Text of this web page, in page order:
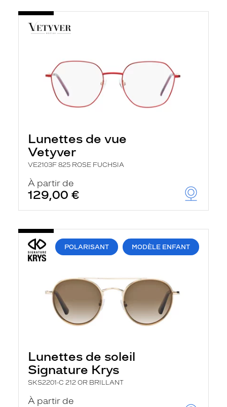
Lunettes de vue
Vetyver
VE2103F 825 ROSE FUCHSIA
À partir de
129,00 €
POLARISANT MODÈLE ENFANT
Lunettes de soleil
Signature Krys
SKS2201-C 212 OR BRILLANT
À partir de